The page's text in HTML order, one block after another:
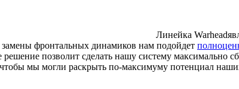
Линейка
фронтальных динамиков нам подойдет
решение позволит сделать нашу систему максимально
мы могли раскрыть по-максимуму потенциал